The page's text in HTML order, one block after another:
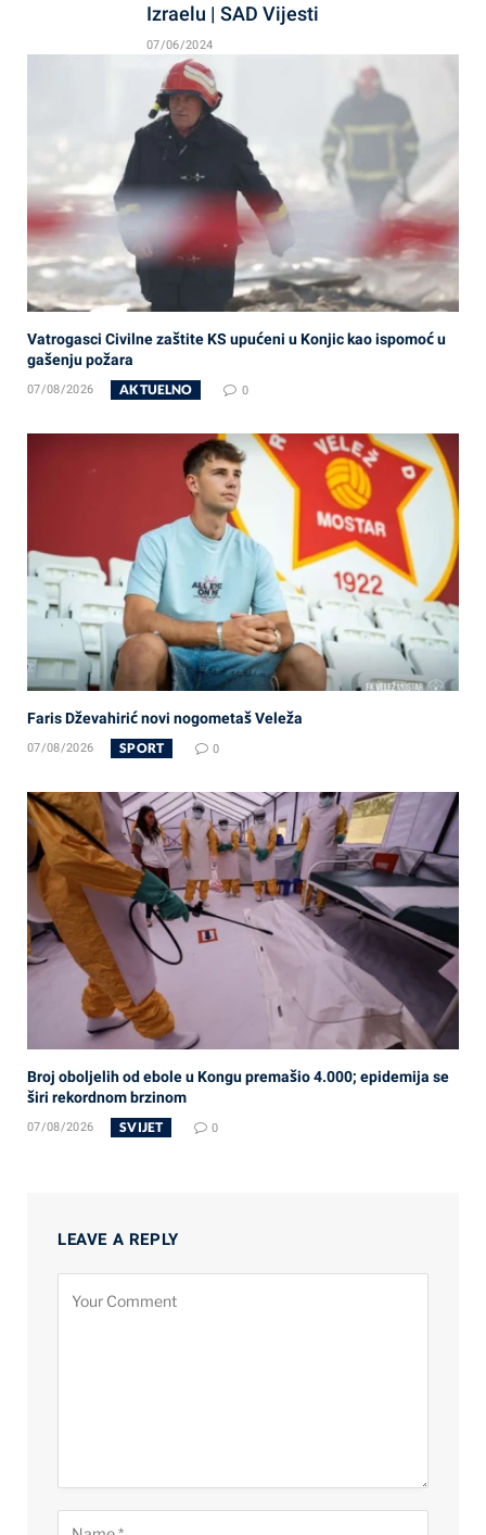
Izraelu | SAD Vijesti
07/06/2024
Vatrogasci Civilne zaštite KS upućeni u Konjic kao ispomoć u
gašenju požara
07/08/2026 AKTUELNO 0
Faris Dževahirić novi nogometaš Veleža
07/08/2026 SPORT 0
Broj oboljelih od ebole u Kongu premašio 4.000; epidemija se
širi rekordnom brzinom
07/08/2026 SVIJET 0
LEAVE A REPLY